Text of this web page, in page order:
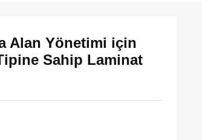
Alan Yönetimi için
Sahip Laminat